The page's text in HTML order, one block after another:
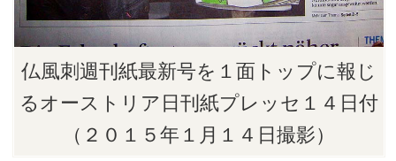
仏風刺週刊紙最新号を１面トップに報じ
るオーストリア日刊紙プレッセ１４日付
（２０１５年１月１４日撮影）